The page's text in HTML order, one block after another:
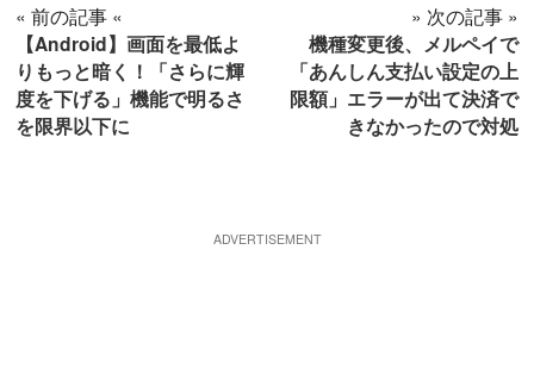
« 前の記事 «
【Android】画面を最低よ
りもっと暗く！「さらに輝
度を下げる」機能で明るさ
を限界以下に
» 次の記事 »
機種変更後、メルペイで
「あんしん支払い設定の上
限額」エラーが出て決済で
きなかったので対処